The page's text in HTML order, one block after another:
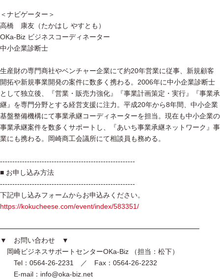
＜ナビゲーター＞
高橋 康友（たかはし やすとも）
OKa-Biz ビジネスコーディネーター
中小企業診断士
生産財の専門商社やベンチャー企業にて約20年営業に従事、新規顧客
開拓や新規事業開発の案件に数多く携わる。2006年に中小企業診断士
として独立後、『営業・販売力強化』『事業計画策定・実行』『事業承
継』を専門分野とする経営支援に注力。平成20年から8年間、中小企業
基盤整備機構にて事業承継コーディネーターを担当。現在も中小企業の
事業承継案件を数多くサポートし、『あいち事業承継ネットワーク』事
業にも携わる。岡崎商工会議所にて相談員も務める。
-------------------------------------------------------
■ お申し込み方法
-------------------------------------------------------
下記申し込みフォームからお申込みください。
https://kokucheese.com/event/index/583351/
━━━━━━━━━━━━━━━━━━━━━━━━━━━━━
▼ お問い合わせ ▼
岡崎ビジネスサポートセンターOKa-Biz （担当：松下）
Tel：0564-26-2231 ／ Fax：0564-26-2232
E-mail：info@oka-biz.net